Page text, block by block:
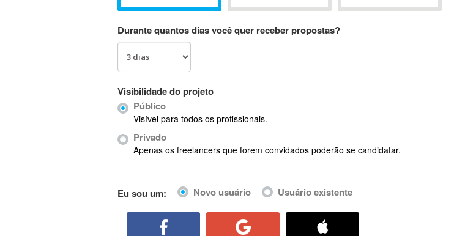
Ab Initio
ABIS
AbleCommerce
Ableton Live
Abstract Window Toolkit (AWT)
Durante quantos dias você quer receber propostas?
Visibilidade do projeto
Público
Visível para todos os profissionais.
Privado
Apenas os freelancers que forem convidados poderão se candidatar.
Eu sou um: Novo usuário Usuário existente